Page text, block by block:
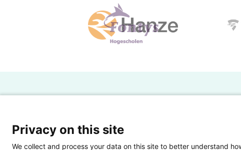
Powered by SURF
Eigen
Privacy on this site
We collect and process your data on this site to better understand